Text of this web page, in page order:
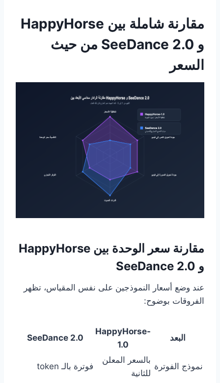
مقارنة شاملة بين HappyHorse
و SeeDance 2.0 من حيث
السعر
مقارنة سعر الوحدة بين HappyHorse
و SeeDance 2.0
عند وضع أسعار النموذجين على نفس المقياس، تظهر
الفروقات بوضوح:
البعد
HappyHorse-
1.0
SeeDance 2.0
نموذج الفوترة
بالسعر المعلن
للثانية
فوترة بالـ token